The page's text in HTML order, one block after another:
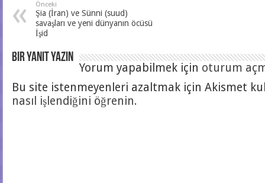
Önceki
Şia (İran) ve Sünni (suud)
savaşları ve yeni dünyanın öcüsü
İşid
Bir yanıt yazın
Yorum yapabilmek için oturum
Bu site istenmeyenleri azaltmak için Akismet
nasıl işlendiğini öğrenin.